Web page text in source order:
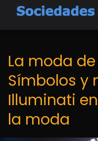
La moda
Símbolos y
Illuminati
la moda